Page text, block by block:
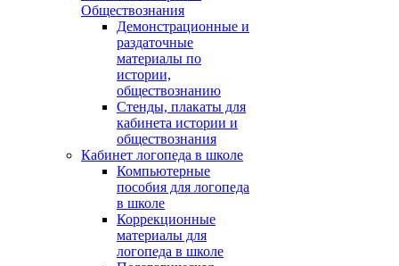
Обществознания
Демонстрационные и
раздаточные
материалы по
истории,
обществознанию
Стенды, плакаты для
кабинета истории и
обществознания
Кабинет логопеда в школе
Компьютерные
пособия для логопеда
в школе
Коррекционные
материалы для
логопеда в школе